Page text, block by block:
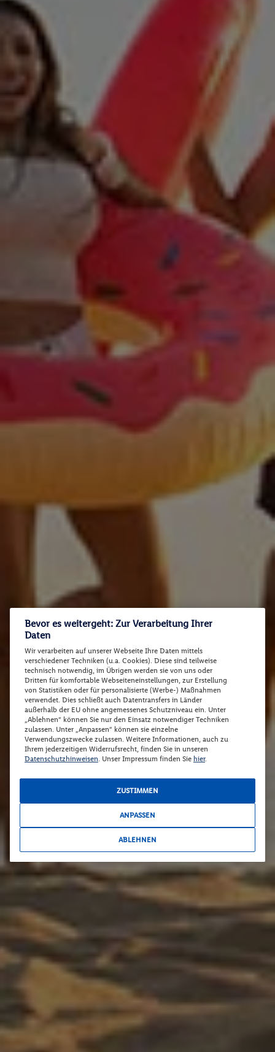
Bevor es weitergeht: Zur Verarbeitung Ihrer
Daten
Wir verarbeiten auf unserer Webseite Ihre Daten mittels
verschiedener Techniken (u.a. Cookies). Diese sind teilweise
technisch notwendig, im Übrigen werden sie von uns oder
Dritten für komfortable Webseiteneinstellungen, zur Erstellung
von Statistiken oder für personalisierte (Werbe-) Maßnahmen
verwendet. Dies schließt auch Datentransfers in Länder
außerhalb der EU ohne angemessenes Schutzniveau ein. Unter
„Ablehnen“ können Sie nur den Einsatz notwendiger Techniken
zulassen. Unter „Anpassen“ können sie einzelne
Verwendungszwecke zulassen. Weitere Informationen, auch zu
Ihrem jederzeitigen Widerrufsrecht, finden Sie in unseren
Datenschutzhinweisen . Unser Impressum finden Sie hier.
ZUSTIMMEN
ANPASSEN
ABLEHNEN